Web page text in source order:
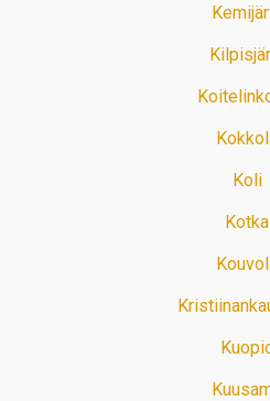
Koli
Kotka